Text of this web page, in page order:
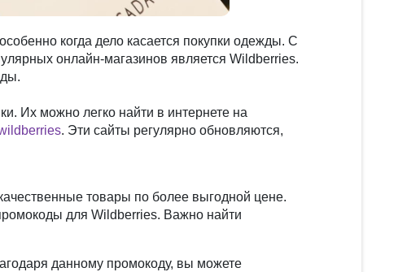
когда дело касается покупки одежды. С
онлайн-магазинов является Wildberries.
Их можно легко найти в интернете на
. Эти сайты регулярно обновляются,
товары по более выгодной цене.
для Wildberries. Важно найти
данному промокоду, вы можете